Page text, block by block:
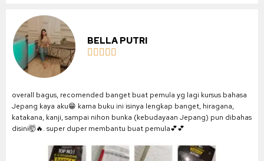
BELLA PUTRI
    
overall bagus, recomended banget buat pemula yg lagi kursus bahasa
Jepang kaya aku😁 karna buku ini isinya lengkap banget, hiragana,
katakana, kanji, sampai nihon bunka (kebudayaan Jepang) pun dibahas
disini🤯🔥. super duper membantu buat pemula💕💕